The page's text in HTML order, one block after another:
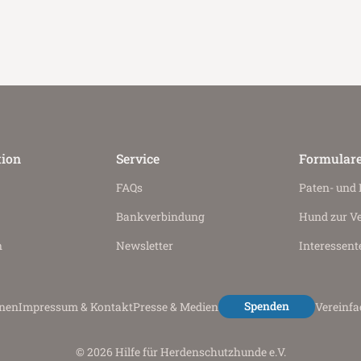
Service
FAQs
Bankverbindung
Newsletter
Paten- und
Hund zur
Impressum & KontaktPresse & Medien Spenden
© 2026 Hilfe für Herdenschutzhunde e.V.